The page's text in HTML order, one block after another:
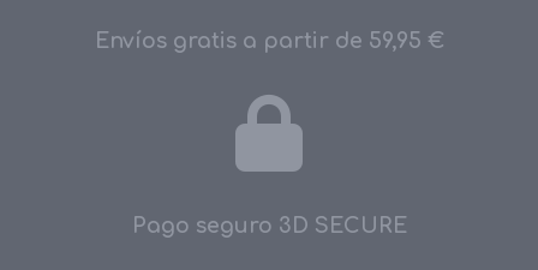
Envíos gratis a partir de 59,95 €
Pago seguro 3D SECURE